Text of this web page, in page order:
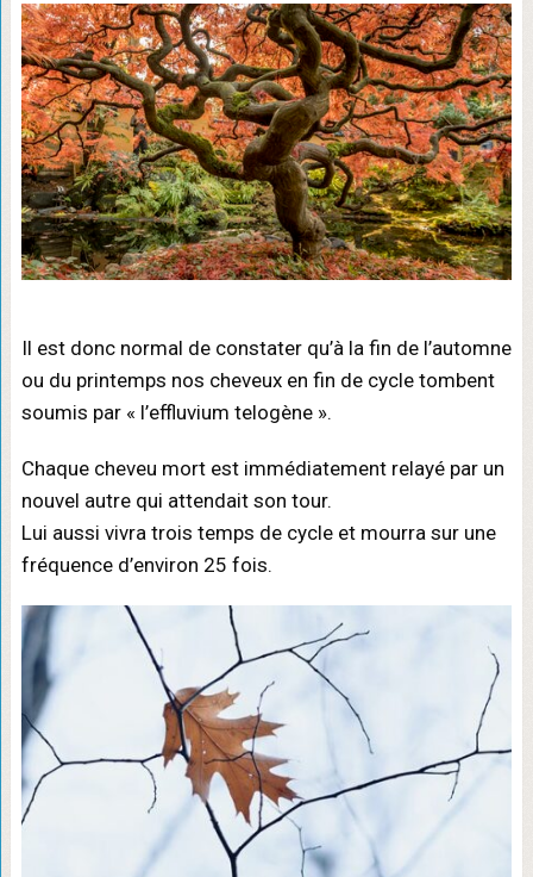
Il est donc normal de constater qu’à la fin de l’automne
ou du printemps nos cheveux en fin de cycle tombent
soumis par « l’effluvium telogène ».
Chaque cheveu mort est immédiatement relayé par un
nouvel autre qui attendait son tour.
Lui aussi vivra trois temps de cycle et mourra sur une
fréquence d’environ 25 fois.